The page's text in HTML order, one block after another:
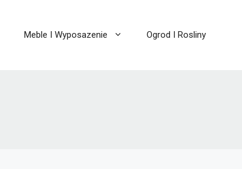
Meble I Wyposazenie Ogrod I Rosliny